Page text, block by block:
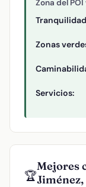
Zona del
Zonas
Servicios:
🏆
Mejores